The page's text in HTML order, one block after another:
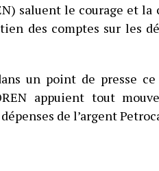
saluent le courage et
des comptes sur les
un point de presse
appuient tout
de l’argent